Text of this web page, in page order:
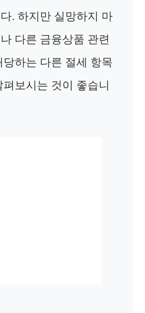
. 하지만 실망하지 마
다른 금융상품 관련
하는 다른 절세 항목
보시는 것이 좋습니